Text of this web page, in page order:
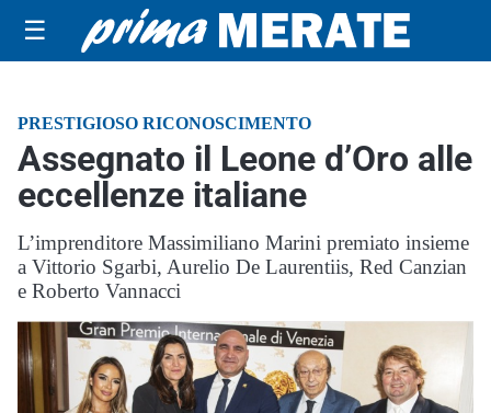
☰
PRESTIGIOSO RICONOSCIMENTO
Assegnato il Leone d’Oro alle
eccellenze italiane
L’imprenditore Massimiliano Marini premiato insieme
a Vittorio Sgarbi, Aurelio De Laurentiis, Red Canzian
e Roberto Vannacci